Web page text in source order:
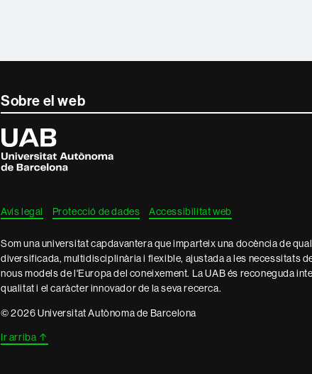
Sobre el web
Universitat
Autònoma
de
Barcelona
Avís legal Protecció de dades Accessibilitat web
Som una universitat capdavantera que imparteix una docència de
diversificada, multidisciplinària i flexible, ajustada a les necessitats
nous models de l'Europa del coneixement. La UAB és reconeguda
qualitat i el caràcter innovador de la seva recerca.
© 2026 Universitat Autònoma de Barcelona
Ir arriba ↑